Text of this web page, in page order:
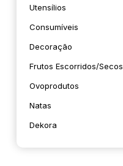
Utensílios
Consumíveis
Decoração
Frutos Escorridos/secos
Ovoprodutos
Natas
Dekora